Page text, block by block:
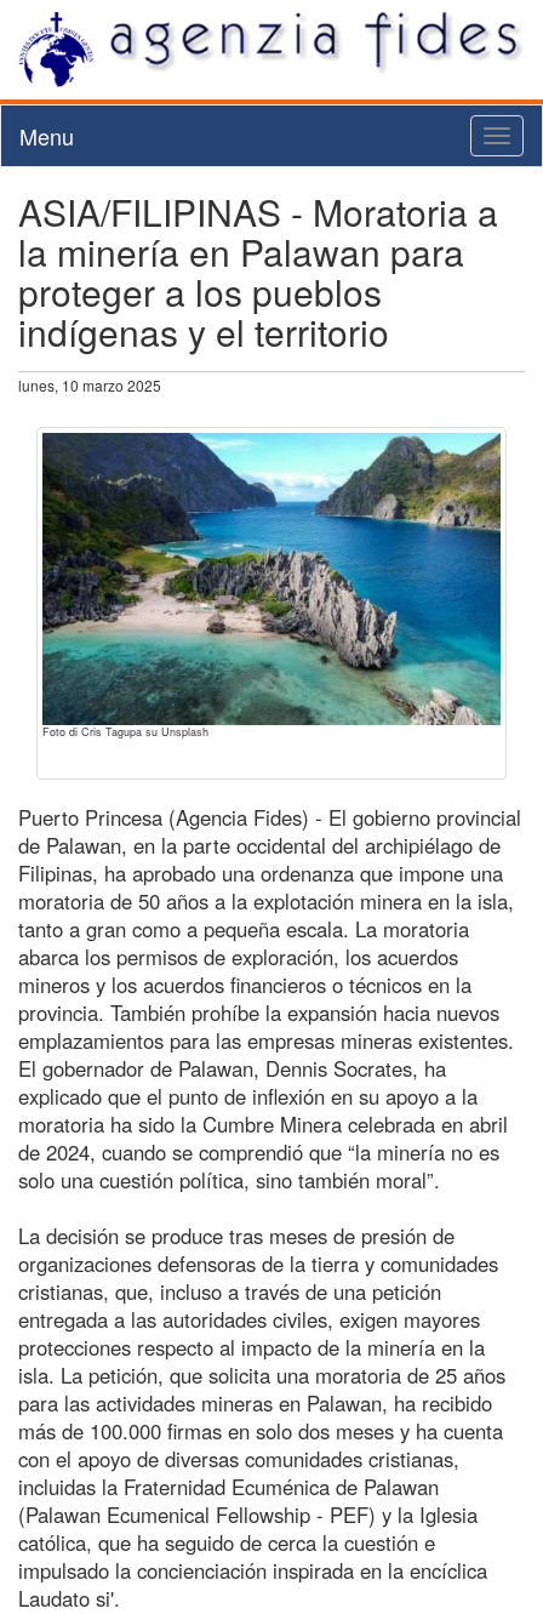
Menu
ASIA/FILIPINAS - Moratoria a
la minería en Palawan para
proteger a los pueblos
indígenas y el territorio
lunes, 10 marzo 2025
Foto di Cris Tagupa su Unsplash
Puerto Princesa (Agencia Fides) - El gobierno provincial
de Palawan, en la parte occidental del archipiélago de
Filipinas, ha aprobado una ordenanza que impone una
moratoria de 50 años a la explotación minera en la isla,
tanto a gran como a pequeña escala. La moratoria
abarca los permisos de exploración, los acuerdos
mineros y los acuerdos financieros o técnicos en la
provincia. También prohíbe la expansión hacia nuevos
emplazamientos para las empresas mineras existentes.
El gobernador de Palawan, Dennis Socrates, ha
explicado que el punto de inflexión en su apoyo a la
moratoria ha sido la Cumbre Minera celebrada en abril
de 2024, cuando se comprendió que “la minería no es
solo una cuestión política, sino también moral”.
La decisión se produce tras meses de presión de
organizaciones defensoras de la tierra y comunidades
cristianas, que, incluso a través de una petición
entregada a las autoridades civiles, exigen mayores
protecciones respecto al impacto de la minería en la
isla. La petición, que solicita una moratoria de 25 años
para las actividades mineras en Palawan, ha recibido
más de 100.000 firmas en solo dos meses y ha cuenta
con el apoyo de diversas comunidades cristianas,
incluidas la Fraternidad Ecuménica de Palawan
(Palawan Ecumenical Fellowship - PEF) y la Iglesia
católica, que ha seguido de cerca la cuestión e
impulsado la concienciación inspirada en la encíclica
Laudato si'.